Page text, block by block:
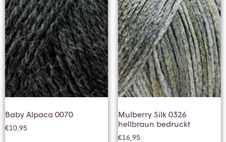
Baby Alpaca 0070
€10,95
Mulberry Silk 0326
hellbraun bedruckt
€16,95